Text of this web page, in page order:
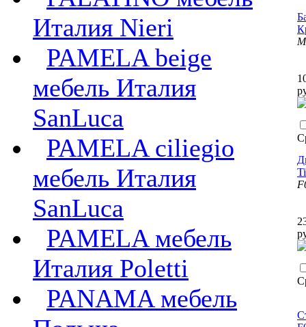
Италия Nieri
PAMELA beige
мебель Италия
SanLuca
PAMELA ciliegio
мебель Италия
SanLuca
PAMELA мебель
Италия Poletti
PANAMA мебель